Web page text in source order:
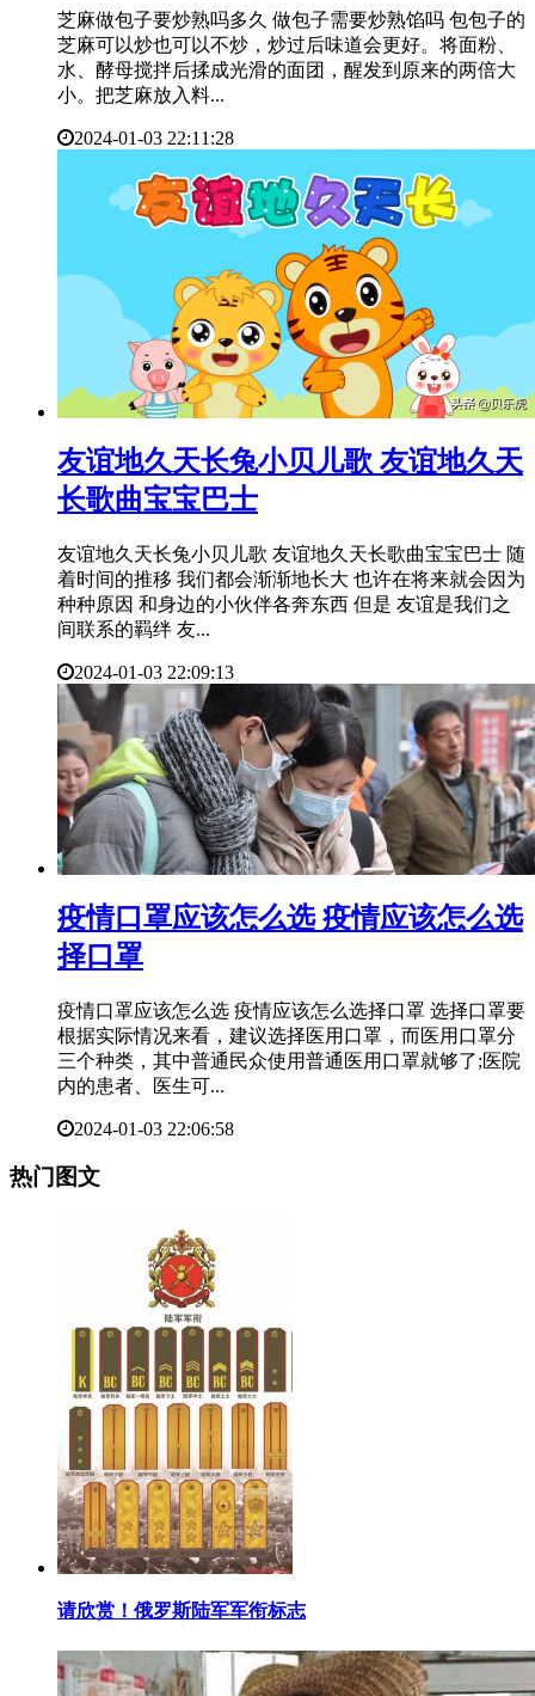
芝麻做包子要炒熟吗多久 做包子需要炒熟馅吗 包包子的
芝麻可以炒也可以不炒，炒过后味道会更好。将面粉、
水、酵母搅拌后揉成光滑的面团，醒发到原来的两倍大
小。把芝麻放入料...
2024-01-03 22:11:28
​友谊地久天长兔小贝儿歌 友谊地久天
长歌曲宝宝巴士
友谊地久天长兔小贝儿歌 友谊地久天长歌曲宝宝巴士 随
着时间的推移 我们都会渐渐地长大 也许在将来就会因为
种种原因 和身边的小伙伴各奔东西 但是 友谊是我们之
间联系的羁绊 友...
2024-01-03 22:09:13
​疫情口罩应该怎么选 疫情应该怎么选
择口罩
疫情口罩应该怎么选 疫情应该怎么选择口罩 选择口罩要
根据实际情况来看，建议选择医用口罩，而医用口罩分
三个种类，其中普通民众使用普通医用口罩就够了;医院
内的患者、医生可...
2024-01-03 22:06:58
热门图文
​请欣赏！俄罗斯陆军军衔标志